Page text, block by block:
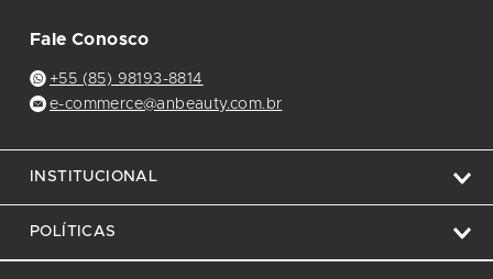
Fale Conosco
+55 (85) 98193-8814
e-commerce@anbeauty.com.br
INSTITUCIONAL
POLÍTICAS